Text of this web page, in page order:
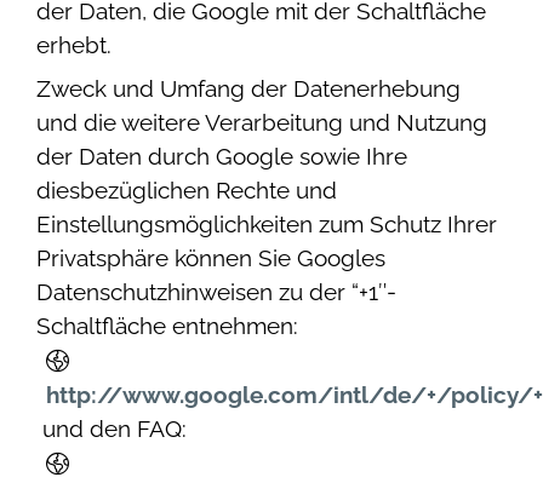
der Daten, die Google mit der Schaltfläche
erhebt.
Zweck und Umfang der Datenerhebung
und die weitere Verarbeitung und Nutzung
der Daten durch Google sowie Ihre
diesbezüglichen Rechte und
Einstellungsmöglichkeiten zum Schutz Ihrer
Privatsphäre können Sie Googles
Datenschutzhinweisen zu der “+1″-
Schaltfläche entnehmen:
http://www.google.com/intl/de/+/policy/
und den FAQ: